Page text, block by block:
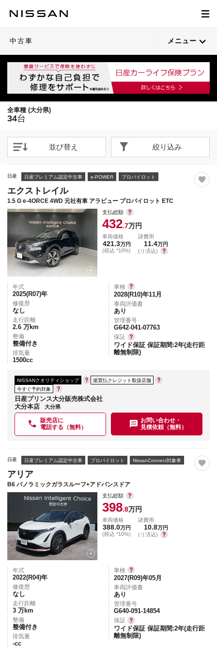
中古車 メニュー
全車種 (大分県)
34台
並び替え 絞り込み
55
閉じる
日産 日産プレミアム認定中古車 e-POWER プロパイロット
エクストレイル
1.5 G e-4ORCE 4WD 元社有車 アラビュー プロパイロット ETC
支払総額
432.7万円
車両価格
421.3万円
(税込 *10%)
諸費用
11.4万円
(リ済込)
年式
2025(R07)年
修復歴
なし
走行距離
2.6 万km
整備
整備付き
排気量
1500cc
車検
2028(R10)年11月
車両評価書
あり
管理番号
G642-041-07763
保証
ワイド保証 保証期間:2年(走行距
離無制限)
NISSANクオリティショップ
据置払クレジット取扱店舗
今すぐ予約対象
日産プリンス大分販売株式会社
大分本店
大分県
販売店に
電話する（無料）
お問い合わせ・
見積依頼（無料）
24
閉じる
日産 日産プレミアム認定中古車 プロパイロット NissanConnect対象車
アリア
B6 パノラミックガラスルーフ+アドバンスドア
支払総額
398.8万円
車両価格
388.0万円
(税込 *10%)
諸費用
10.8万円
(リ済込)
年式
2022(R04)年
修復歴
なし
走行距離
3 万km
整備
整備付き
排気量
-cc
車検
2027(R09)年05月
車両評価書
あり
管理番号
G640-091-14854
保証
ワイド保証 保証期間:2年(走行距
離無制限)
52
閉じる 46
閉じる 60
閉じる 58
閉じる 24
閉じる 48
閉じる 49
閉じる 50
閉じる 45
閉じる 51
閉じる 52
閉じる 50
閉じる 24
閉じる 49
閉じる 53
閉じる 50
閉じる 49
閉じる 24
閉じる